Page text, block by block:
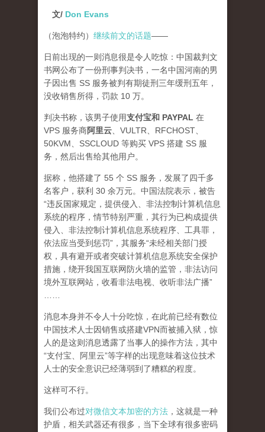
文/ Don Evans
（泡泡特约） 继续前文的话题——
日前出现的一则消息很是令人吃惊：中国裁判文
书网公布了一份刑事判决书，一名中国河南的男
子因出售 SS 服务被判有期徒刑三年缓刑五年，
没收销售所得，罚款 10 万。
判决书称，该男子使用支付宝和 PAYPAL 在
VPS 服务商阿里云 、VULTR、RFCHOST、
50KVM、SSCLOUD 等购买 VPS 搭建 SS 服
务，然后出售给其他用户。
据称，他搭建了 55 个 SS 服务，发展了四千多
名客户，获利 30 余万元。中国法院表示，被告
“违反国家规定，提供侵入、非法控制计算机信息
系统的程序，情节特别严重，其行为已构成提供
侵入、非法控制计算机信息系统程序、工具罪，
依法应当受到惩罚”，其服务“未经相关部门授
权，具有避开或者突破计算机信息系统安全保护
措施，绕开我国互联网防火墙的监管，非法访问
境外互联网站，收看非法电视、收听非法广播”
消息本身并不令人十分吃惊，在此前已经有数位
中国技术人士因销售或搭建VPN而被捕入狱，惊
人的是这则消息透露了当事人的操作方法，其中
“支付宝、阿里云”等字样的出现意味着这位技术
人士的安全意识已经薄弱到了糟糕的程度。
这样可不行。
我们公布过对微信文本加密的方法 ，这就是一种
护盾，相关武器还有很多，当下全球有很多密码